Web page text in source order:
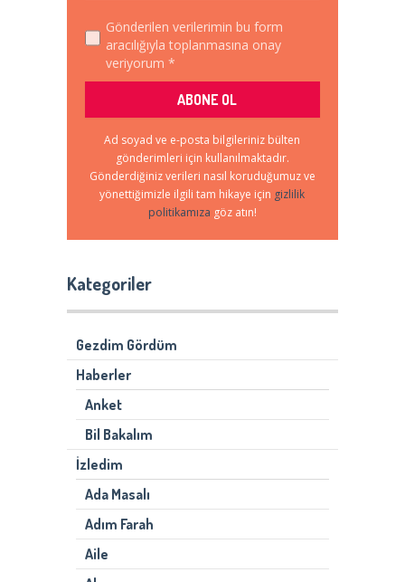
Gönderilen verilerimin bu form
aracılığıyla toplanmasına onay
veriyorum *
Ad soyad ve e-posta bilgileriniz bülten
gönderimleri için kullanılmaktadır.
Gönderdiğiniz verileri nasıl koruduğumuz ve
yönettiğimizle ilgili tam hikaye için gizlilik
politikamıza göz atın!
Kategoriler
Gezdim Gördüm
Haberler
Anket
Bil Bakalım
İzledim
Ada Masalı
Adım Farah
Aile